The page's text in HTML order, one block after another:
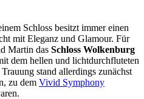
Schloss besitzt immer einen
mit Eleganz und Glamour. Für
Martin das Schloss Wolkenburg
dem hellen und lichtdurchfluteten
stand allerdings zunächst
zu dem Vivid Symphony